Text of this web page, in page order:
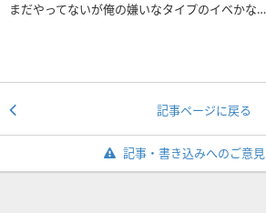
まだやってないが俺の嫌いなタイプのイベかな…
記事ページに戻る
記事・書き込みへのご意